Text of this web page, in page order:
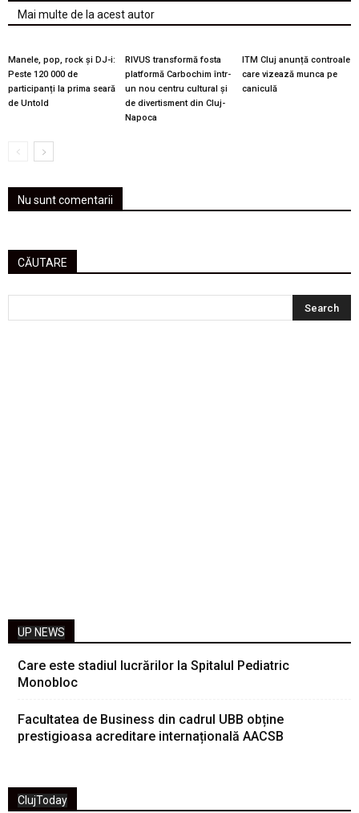
Mai multe de la acest autor
Manele, pop, rock și DJ-i:
Peste 120 000 de
participanți la prima seară
de Untold
RIVUS transformă fosta
platformă Carbochim într-
un nou centru cultural și
de divertisment din Cluj-
Napoca
ITM Cluj anunță controale
care vizează munca pe
caniculă
Nu sunt comentarii
CĂUTARE
UP NEWS
Care este stadiul lucrărilor la Spitalul Pediatric
Monobloc
Facultatea de Business din cadrul UBB obține
prestigioasa acreditare internațională AACSB
ClujToday